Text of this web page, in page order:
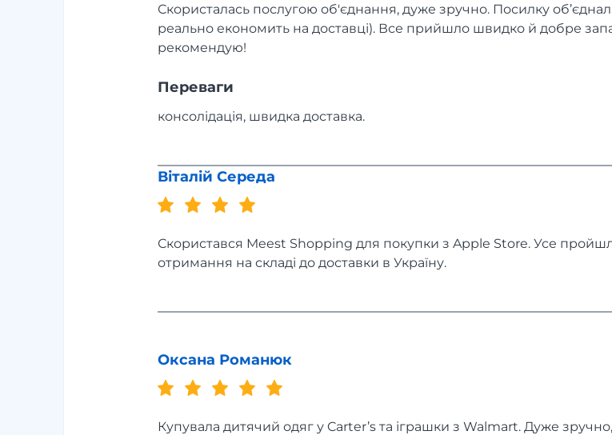
Скористалась послугою об'єднання, дуже зручно. Посилку
реально економить на доставці). Все прийшло швидко й добре
рекомендую!
Переваги
консолідація, швидка доставка.
Віталій Середа
Скористався Meest Shopping для покупки з Apple Store. Усе
отримання на складі до доставки в Україну.
Оксана Романюк
Купувала дитячий одяг у Carter’s та іграшки з Walmart. Дуже